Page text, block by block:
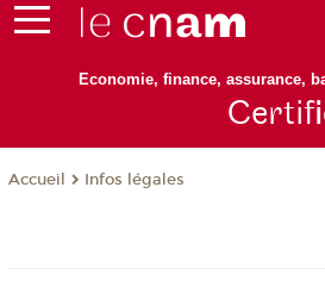
Economie, finance, assurance,
Certif
Accueil Infos légales